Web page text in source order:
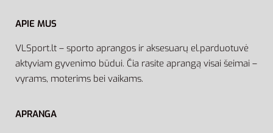
APIE MUS
VLSport.lt – sporto aprangos ir aksesuarų el.parduotuvė
aktyviam gyvenimo būdui. Čia rasite aprangą visai šeimai –
vyrams, moterims bei vaikams.
APRANGA